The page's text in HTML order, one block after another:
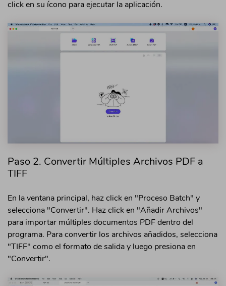
click en su ícono para ejecutar la aplicación.
Paso 2. Convertir Múltiples Archivos PDF a
TIFF
En la ventana principal, haz click en "Proceso Batch" y
selecciona "Convertir". Haz click en "Añadir Archivos"
para importar múltiples documentos PDF dentro del
programa. Para convertir los archivos añadidos, selecciona
"TIFF" como el formato de salida y luego presiona en
"Convertir".